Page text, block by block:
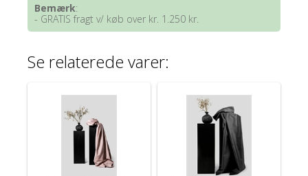
Bemærk:
- GRATIS fragt v/ køb over kr. 1.250 kr.
Se relaterede varer: